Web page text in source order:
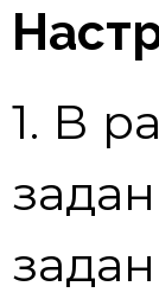
1. В